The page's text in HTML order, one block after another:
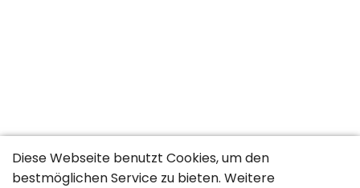
Diese Webseite benutzt Cookies, um den
bestmöglichen Service zu bieten. Weitere